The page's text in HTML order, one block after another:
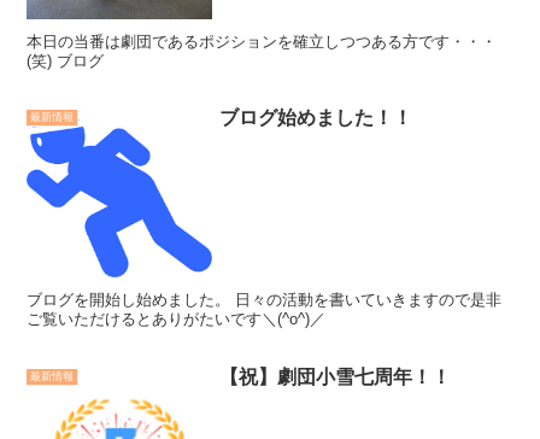
本日の当番は劇団であるポジションを確立しつつある方です・・・
(笑) ブログ
最新情報 ブログ始めました！！
ブログを開始し始めました。 日々の活動を書いていきますので是非
ご覧いただけるとありがたいです＼(^o^)／
最新情報 【祝】劇団小雪七周年！！